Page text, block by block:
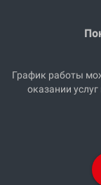
График работы
оказании